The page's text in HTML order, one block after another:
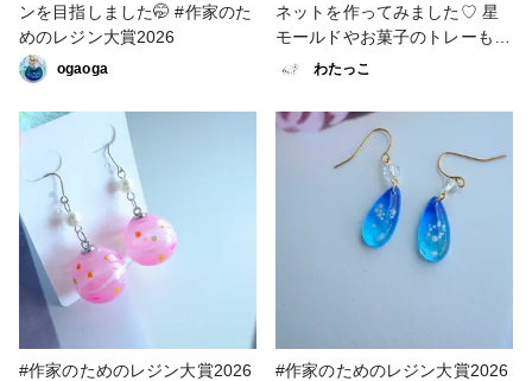
ンを目指しました🤭 #作家のた
めのレジン大賞2026
ogaoga
ネットを作ってみました♡ 星
モールドやお菓子のトレーも活
用して ヒトデ風モチーフやタ
をイメージしながら 夏らしい
海の世界を表現しています🐬
2026 #マグネット
わたっこ
#作家のためのレジン大賞2026
#作家のためのレジン大賞2026